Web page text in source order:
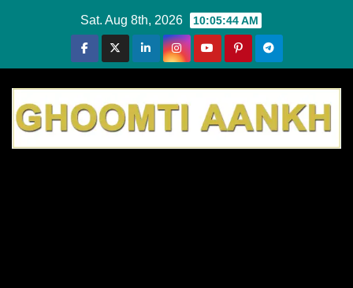
Sat. Aug 8th, 2026 10:05:45 AM